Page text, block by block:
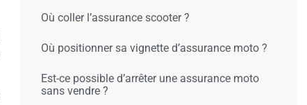
Où coller l’assurance scooter ?
Où positionner sa vignette d’assurance moto ?
Est-ce possible d’arrêter une assurance moto
sans vendre ?